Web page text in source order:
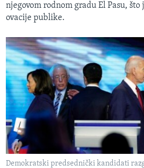
njegovom rodnom gradu El Pasu, što
ovacije publike.
Demokratski predsednički kandidati